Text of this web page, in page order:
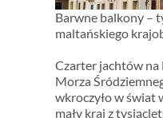
Barwne balkony –
maltańskiego
Czarter jachtów na
Morza
wkroczyło w świat
mały kraj z